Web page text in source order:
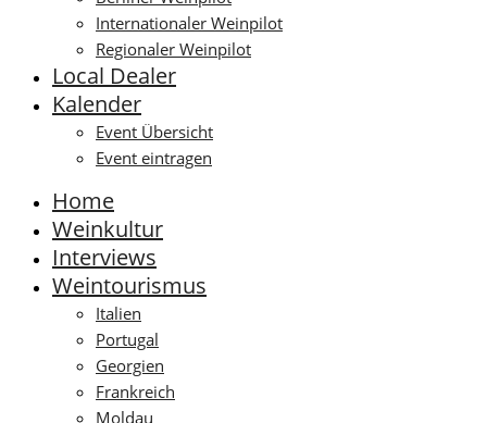
Internationaler Weinpilot
Regionaler Weinpilot
Local Dealer
Kalender
Event Übersicht
Event eintragen
Home
Weinkultur
Interviews
Weintourismus
Italien
Portugal
Georgien
Frankreich
Moldau